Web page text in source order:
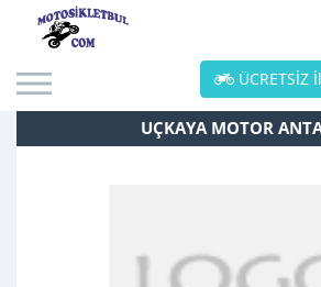
ÜCRETSİZ
UÇKAYA MOTOR